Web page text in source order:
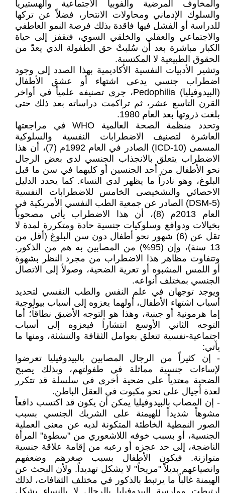
والمخاوف المرضية والفوبيا الاجتماعية والهستيريا
والسلوك الإدماني ومحاولات الانتحار، فضلاً عن تركها
للدراسة أو الفشل فيها فاقدة بذلك فرصة النمو العاطفي
والاجتماعي والعقلي والخلقي السوي، فتقفز إلى حياة
الكبار مباشرة بعد أن سُلبتْ حق الطفولة الذي يعدّ من
الحقوق الطبيعية لا المكتسبة.
وتشير الأدبيات النفسية الأكاديمية بهذا الصدد إلى وجود
اضطراب جنسي يدعى اشتهاء أو عشق الأطفال
(البيدوفيليا) Pedophilia، جرى تصنيفه علمياً في أواخر
القرن التاسع عشر، ثم تراكمت دراساته بعد ذلك حتى
بلغت ذروتها بعد العام 1980.
وتحدد منظمة الصحة العالمية WHO في مراجعتها
العاشرة لتصنيف الاضطرابات النفسية والسلوكية
المسمى (ICD-10) الصادر في العام 1992م (7)، أن هذا
الاضطراب يتعلق بالانجذاب الجنسي لدى بعض الرجال
نحو الأطفال من أحد الجنسين أو كليهما في سن ما قبل
البلوغ، وهو نادراً ما يظهر لدى النساء. كما يحدد الدليل
الاحصائي والتشخيصى الخامس للاضطرابات النفسية
(DSM-5) الصادر عن جمعية الطب النفسي الأمريكية في
العام 2013م (8)، أن هذا الاضطراب يأتي مصحوباً
بخيالات ودوافع وسلوكيات جنسية حادة ومتكررة لمدة لا
تقل عن (6) شهور نحو أطفال دون سن البلوغ (أقل من
13 سنة)، وإن (95%) من المصابين به هم من الذكور.
وتتفاوت مظاهر هذا الاضطراب من مجرد النظر بشهوة
أو اللمس المشبوه أو تعرية الضحية، وصولاً إلى الاتصال
الجنسي بمختلف أنواعه.
ويوجد توجهان في علم النفس والطب النفسي لتحديد
أسباب اشتهاء الأطفال، أولهما يعزوه إلى أسباب بيولوجية
إما هرمونية أو جينية، وهذا هو التوجه الأضيق نطاقاً؛ أما
التوجه الثاني الأوسع انتشاراً فيعزوه إلى أسباب
اجتماعية-نفسية تتعلق بعوامل الثقافة والتنشئة، ومنها ما
يأتي:
- إن كثيراً من الرجال المصابين بالبيدوفيليا تعرضوا
لإساءات جنسية مماثلة في طفولتهم، وبذلك يصبح
الضحية معتدياً على ضحية أخرى في سلسلة قد تتكرر
لعدة أجيال على نحو مكبوت في العقل الباطن.
- إن المصاب بالبيدوفيليا يمكن أن يكون قد اكتسب دافعاً
مشوهاً شديداً للهيمنة على الشريك الجنسي بسبب
الصور النمطية الخاطئة المتكونة لديه عن معنى العملية
الجنسية، أو بسبب خوفه اللاشعوري من "سطوة" المرأة
الناضجة، إلى حد عجزه أو رعبه من إقامة علاقة جنسية
متوازنة. فيكون الأطفال بسبب صغرهم وضعفهم
وانصياعهم بديلاً "مريحاً" لا يشكل تهديداً. ولأن البحث عن
الهيمنة غالباً ما يرتبط بالذكور في مختلف الثقافات، لذلك